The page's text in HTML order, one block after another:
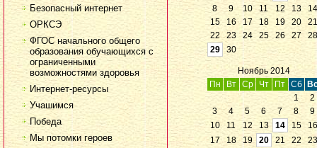
Безопасный интернет
ОРКСЭ
ФГОС начального общего
образования обучающихся с
ограниченными
возможностями здоровья
Интернет-ресурсы
Учашимся
Победа
Мы потомки героев
8
9 10 11 12 13
14
15
16 17 18 19 20
21
22
23 24 25 26 27
28
29
30
Ноябрь 2014
Пн
Вт Ср Чт Пт Сб
1
2
3
4 5 6 7 8
9
10
11 12 13 14 15
16
17
18 19 20 21 22
23